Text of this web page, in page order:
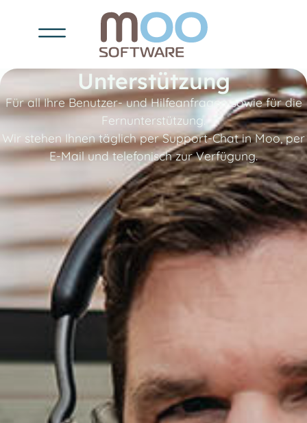
Unterstützung
Für all Ihre Benutzer- und Hilfeanfragen sowie für die
Fernunterstützung.
Wir stehen Ihnen täglich per Support-Chat in Moo, per
E-Mail und telefonisch zur Verfügung.